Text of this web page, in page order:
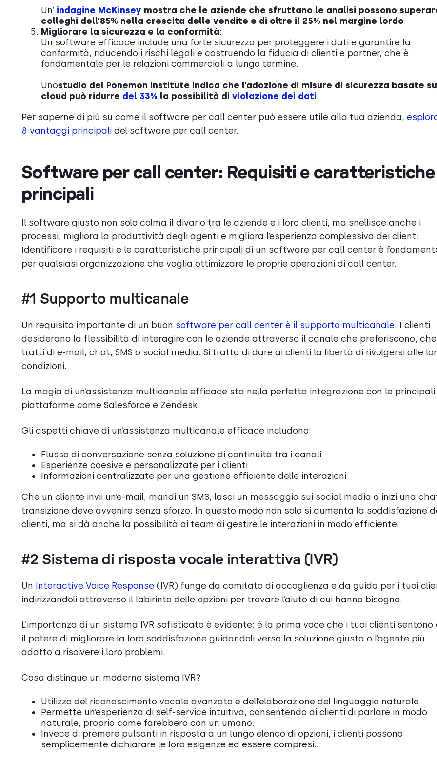
Un’ indagine McKinsey mostra che le aziende che sfruttano le analisi possono
colleghi dell’85% nella crescita delle vendite e di oltre il 25% nel margine lordo.
Migliorare la sicurezza e la conformità:
Un software efficace include una forte sicurezza per proteggere i dati e garantire la
conformità, riducendo i rischi legali e costruendo la fiducia di clienti e partner, che è
fondamentale per le relazioni commerciali a lungo termine.
Unostudio del Ponemon Institute indica che l’adozione di misure di sicurezza basate
cloud può ridurre del 33% la possibilità di violazione dei dati.
Per saperne di più su come il software per call center può essere utile alla tua azienda,
8 vantaggi principali del software per call center.
Software per call center: Requisiti e caratteristiche
principali
Il software giusto non solo colma il divario tra le aziende e i loro clienti, ma snellisce anche i
processi, migliora la produttività degli agenti e migliora l’esperienza complessiva dei clienti.
Identificare i requisiti e le caratteristiche principali di un software per call center è
per qualsiasi organizzazione che voglia ottimizzare le proprie operazioni di call center.
#1 Supporto multicanale
Un requisito importante di un buon software per call center è il supporto multicanale. I clienti
desiderano la flessibilità di interagire con le aziende attraverso il canale che preferiscono,
tratti di e-mail, chat, SMS o social media. Si tratta di dare ai clienti la libertà di rivolgersi alle
condizioni.
La magia di un’assistenza multicanale efficace sta nella perfetta integrazione con le principali
piattaforme come Salesforce e Zendesk.
Gli aspetti chiave di un’assistenza multicanale efficace includono:
Flusso di conversazione senza soluzione di continuità tra i canali
Esperienze coesive e personalizzate per i clienti
Informazioni centralizzate per una gestione efficiente delle interazioni
Che un cliente invii un’e-mail, mandi un SMS, lasci un messaggio sui social media o inizi una
transizione deve avvenire senza sforzo. In questo modo non solo si aumenta la soddisfazione
clienti, ma si dà anche la possibilità ai team di gestire le interazioni in modo efficiente.
#2 Sistema di risposta vocale interattiva (IVR)
Un Interactive Voice Response (IVR) funge da comitato di accoglienza e da guida per i tuoi
indirizzandoli attraverso il labirinto delle opzioni per trovare l’aiuto di cui hanno bisogno.
L’importanza di un sistema IVR sofisticato è evidente: è la prima voce che i tuoi clienti sentono
il potere di migliorare la loro soddisfazione guidandoli verso la soluzione giusta o l’agente più
adatto a risolvere i loro problemi.
Cosa distingue un moderno sistema IVR?
Utilizzo del riconoscimento vocale avanzato e dell’elaborazione del linguaggio naturale.
Permette un’esperienza di self-service intuitiva, consentendo ai clienti di parlare in modo
naturale, proprio come farebbero con un umano.
Invece di premere pulsanti in risposta a un lungo elenco di opzioni, i clienti possono
semplicemente dichiarare le loro esigenze ed essere compresi.